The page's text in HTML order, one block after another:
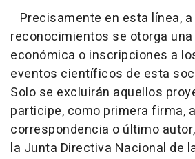
Precisamente en esta línea,
reconocimientos se otorga
económica o inscripciones a
eventos científicos de esta
Solo se excluirán aquellos
participe, como primera firma,
correspondencia o último
la Junta Directiva Nacional de